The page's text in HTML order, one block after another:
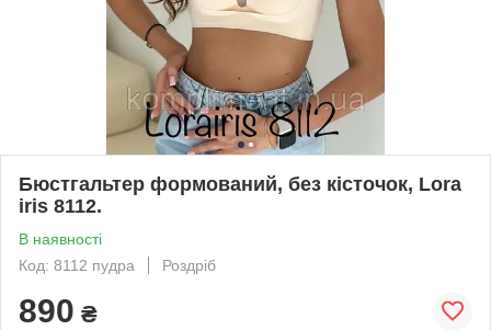
Бюстгальтер формований, без кісточок, Lora
iris 8112.
В наявності
Код: 8112 пудра
Роздріб
890 ₴